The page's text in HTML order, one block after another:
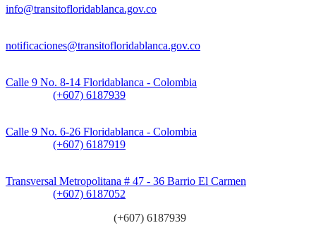
info@transitofloridablanca.gov.co
notificaciones@transitofloridablanca.gov.co
Calle 9 No. 8-14 Floridablanca - Colombia
(+607) 6187939
Calle 9 No. 6-26 Floridablanca - Colombia
(+607) 6187919
Transversal Metropolitana # 47 - 36 Barrio El Carmen
(+607) 6187052
(+607) 6187939